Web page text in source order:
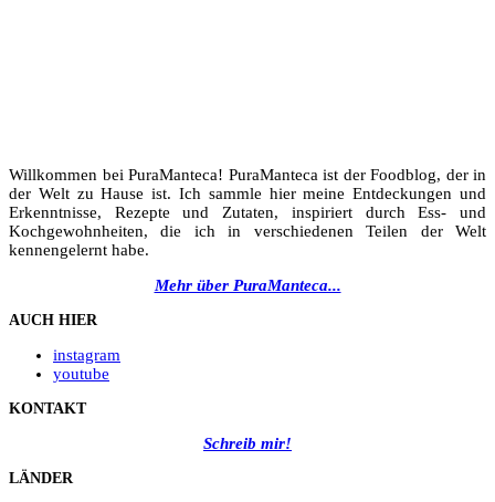
Willkommen bei PuraManteca! PuraManteca ist der Foodblog, der in
der Welt zu Hause ist. Ich sammle hier meine Entdeckungen und
Erkenntnisse, Rezepte und Zutaten, inspiriert durch Ess- und
Kochgewohnheiten, die ich in verschiedenen Teilen der Welt
kennengelernt habe.
Mehr über PuraManteca...
AUCH HIER
instagram
youtube
KONTAKT
Schreib mir!
LÄNDER